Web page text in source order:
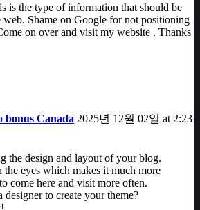
is the type of information that should be
web. Shame on Google for not positioning
on over and visit my website . Thanks
bonus Canada 2025년 12월 02일 at 2:23
the design and layout of your blog.
the eyes which makes it much more
come here and visit more often.
to create your theme?